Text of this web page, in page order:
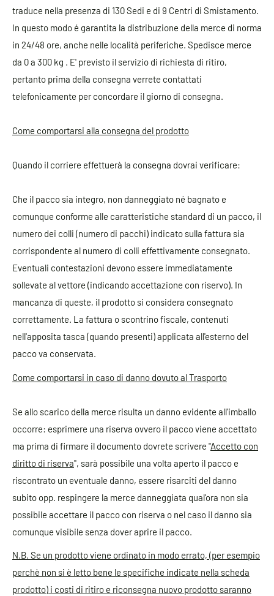
traduce nella presenza di 130 Sedi e di 9 Centri di Smistamento.
In questo modo é garantita la distribuzione della merce di norma
in 24/48 ore, anche nelle località periferiche. Spedisce merce
da 0 a 300 kg . E' previsto il servizio di richiesta di ritiro,
pertanto prima della consegna verrete contattati
telefonicamente per concordare il giorno di consegna.
Come comportarsi alla consegna del prodotto
Quando il corriere effettuerà la consegna dovrai verificare:
Che il pacco sia integro, non danneggiato né bagnato e
comunque conforme alle caratteristiche standard di un pacco, il
numero dei colli (numero di pacchi) indicato sulla fattura sia
corrispondente al numero di colli effettivamente consegnato.
Eventuali contestazioni devono essere immediatamente
sollevate al vettore (indicando accettazione con riservo). In
mancanza di queste, il prodotto si considera consegnato
correttamente. La fattura o scontrino fiscale, contenuti
nell'apposita tasca (quando presenti) applicata all'esterno del
pacco va conservata.
Come comportarsi in caso di danno dovuto al Trasporto
Se allo scarico della merce risulta un danno evidente all'imballo
occorre: esprimere una riserva ovvero il pacco viene accettato
ma prima di firmare il documento dovrete scrivere "Accetto con
diritto di riserva", sarà possibile una volta aperto il pacco e
riscontrato un eventuale danno, essere risarciti del danno
subito opp. respingere la merce danneggiata qual'ora non sia
possibile accettare il pacco con riserva o nel caso il danno sia
comunque visibile senza dover aprire il pacco.
N.B. Se un prodotto viene ordinato in modo errato, (per esempio
perchè non si è letto bene le specifiche indicate nella scheda
prodotto) i costi di ritiro e riconsegna nuovo prodotto saranno